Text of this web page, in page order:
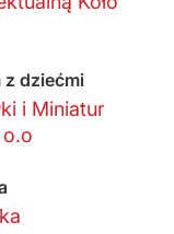
dziećmi
i Miniatur